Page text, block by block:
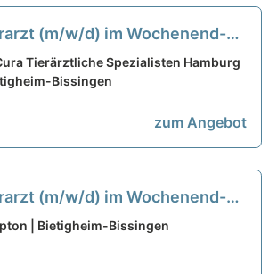
(m/w/d) im Wochenend-
Notdienst - Heilbronn
Tierärztliche Spezialisten Hamburg
Bissingen
zum Angebot
(m/w/d) im Wochenend-
Notdienst - Heilbronn
| Bietigheim-Bissingen